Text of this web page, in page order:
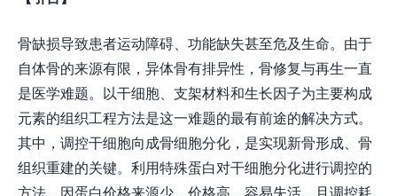
骨缺损导致患者运动障碍、功能缺失甚至危及生命。由于
自体骨的来源有限，异体骨有排异性，骨修复与再生一直
是医学难题。以干细胞、支架材料和生长因子为主要构成
元素的组织工程方法是这一难题的最有前途的解决方式。
其中，调控干细胞向成骨细胞分化，是实现新骨形成、骨
组织重建的关键。利用特殊蛋白对干细胞分化进行调控的